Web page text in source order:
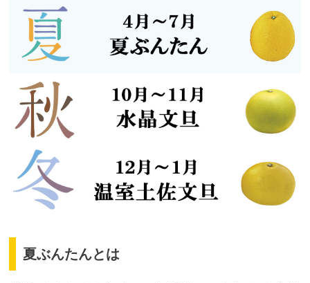
夏ぶんたんとは